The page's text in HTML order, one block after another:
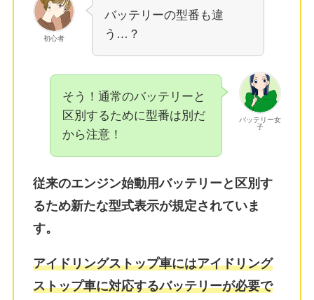
初心者
バッテリーの型番も違
う…？
バッテリー女
子
そう！通常のバッテリーと
区別するために型番は別だ
から注意！
従来のエンジン始動用バッテリーと区別す
るため新たな型式表示が規定されていま
す。
アイドリングストップ車にはアイドリング
ストップ車に対応するバッテリーが必要で